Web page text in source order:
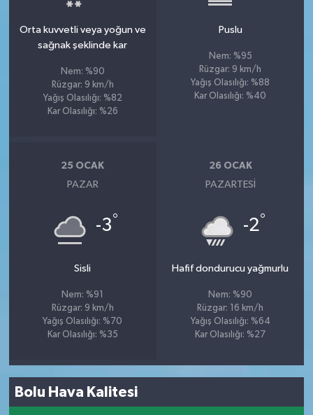
Orta kuvvetli veya yoğun ve
sağnak şeklinde kar
Nem: %90
Rüzgar: 9 km/h
Yağış Olasılığı: %82
Kar Olasılığı: %26
Puslu
Nem: %95
Rüzgar: 9 km/h
Yağış Olasılığı: %88
Kar Olasılığı: %40
25 OCAK
PAZAR
-3°
Sisli
Nem: %91
Rüzgar: 9 km/h
Yağış Olasılığı: %70
Kar Olasılığı: %35
26 OCAK
PAZARTESI
-2°
Hafif dondurucu yağmurlu
Nem: %90
Rüzgar: 16 km/h
Yağış Olasılığı: %64
Kar Olasılığı: %27
Bolu Hava Kalitesi